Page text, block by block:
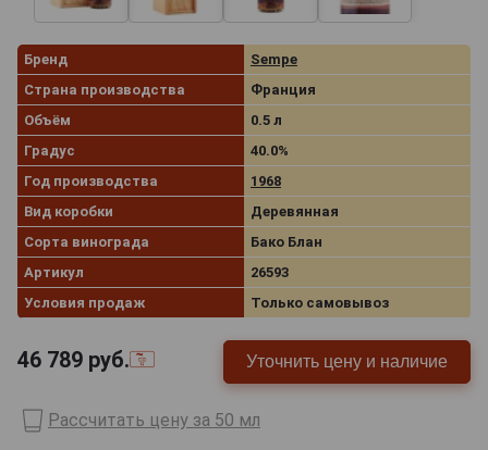
Бренд
Sempe
Страна производства
Франция
Объём
0.5 л
Градус
40.0%
Год производства
1968
Вид коробки
Деревянная
Сорта винограда
Бако Блан
Артикул
26593
Условия продаж
Только самовывоз
46 789 руб. Уточнить цену и наличие
Рассчитать цену за 50 мл